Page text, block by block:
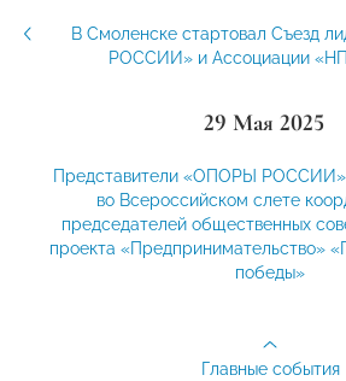
В Смоленске стартовал Съезд
РОССИИ» и Ассоциации
29 Мая 2025
Представители «ОПОРЫ РОССИИ»
во Всероссийском слете
председателей общественных
проекта «Предпринимательство»
победы»
Главные события